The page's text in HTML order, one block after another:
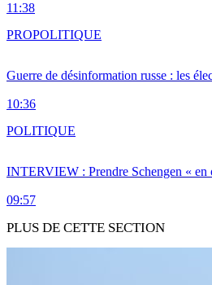
11:38
Guerre de désinformation russe : les
10:36
PROPOLITIQUE
INTERVIEW : Prendre Schengen « en
09:57
POLITIQUE
PLUS DE CETTE SECTION